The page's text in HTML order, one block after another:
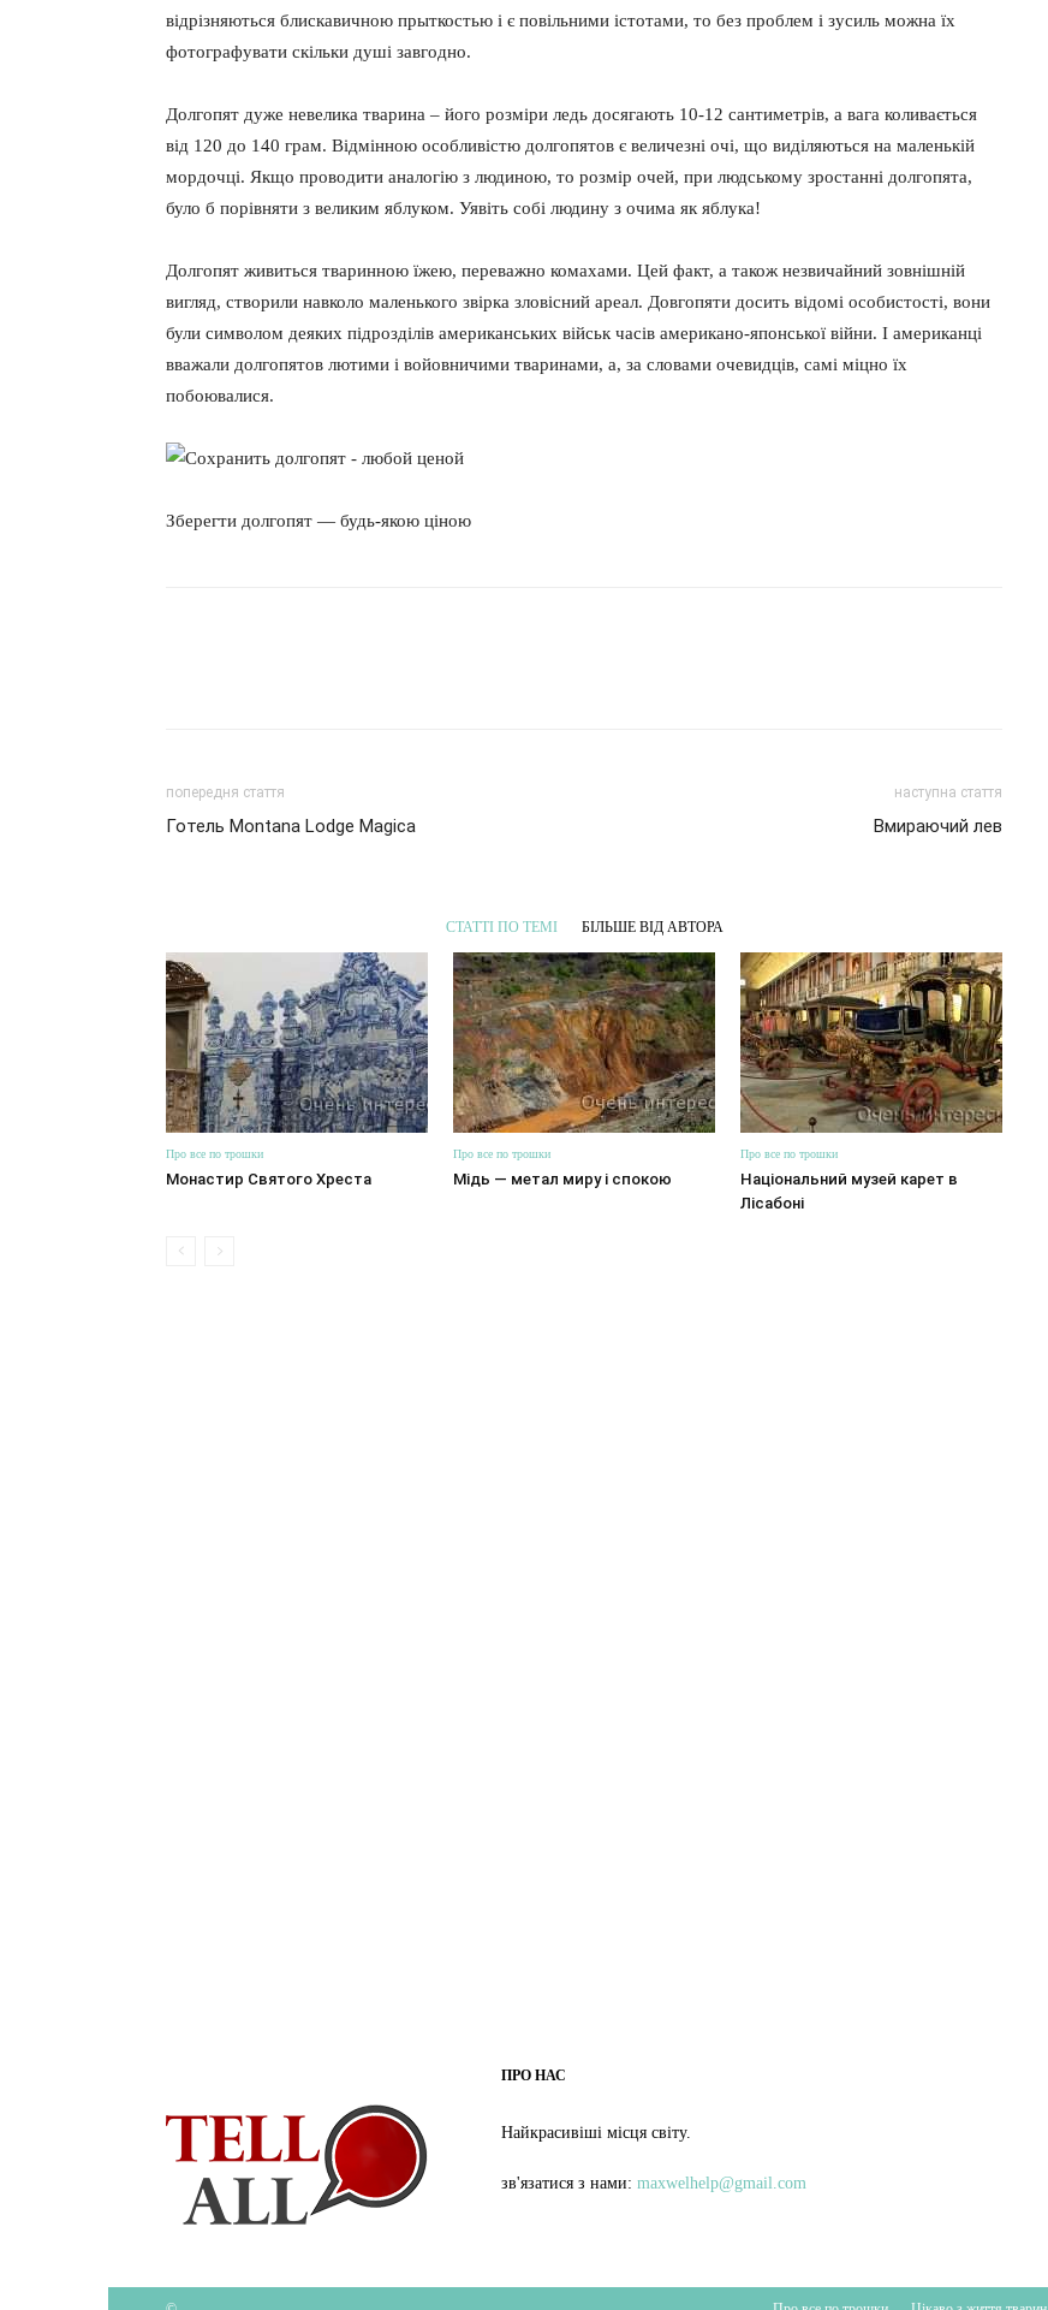
відрізняються блискавичною прыткостью і є повільними істотами, то без проблем і зусиль можна їх
фотографувати скільки душі завгодно.
Долгопят дуже невелика тварина – його розміри ледь досягають 10-12 сантиметрів, а вага коливається
від 120 до 140 грам. Відмінною особливістю долгопятов є величезні очі, що виділяються на маленькій
мордочці. Якщо проводити аналогію з людиною, то розмір очей, при людському зростанні долгопята,
було б порівняти з великим яблуком. Уявіть собі людину з очима як яблука!
Долгопят живиться тваринною їжею, переважно комахами. Цей факт, а також незвичайний зовнішній
вигляд, створили навколо маленького звірка зловісний ареал. Довгопяти досить відомі особистості, вони
були символом деяких підрозділів американських військ часів американо-японської війни. І американці
вважали долгопятов лютими і войовничими тваринами, а, за словами очевидців, самі міцно їх
побоювалися.
Зберегти долгопят — будь-якою ціною
попередня стаття
Готель Montana Lodge Magica
наступна стаття
Вмираючий лев
СТАТТІ ПО ТЕМІ БІЛЬШЕ ВІД АВТОРА
Про все по трошки
Монастир Святого Хреста
Про все по трошки
Мідь — метал миру і спокою
Про все по трошки
Національний музей карет в
Лісабоні
ПРО НАС
Найкрасивіші місця світу.
зв'язатися з нами: maxwelhelp@gmail.com